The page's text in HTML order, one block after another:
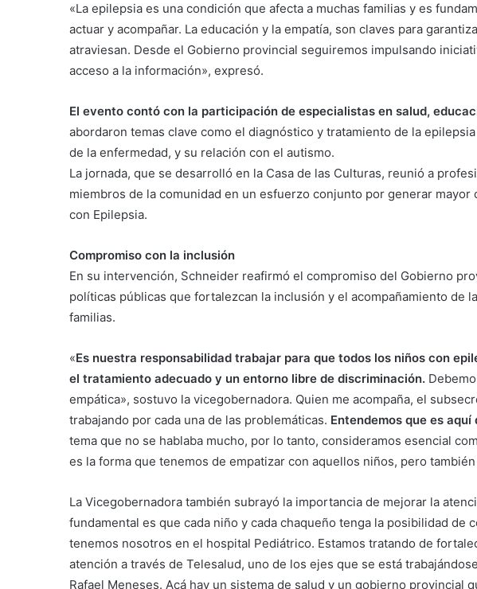
«La epilepsia es una condición que afecta a muchas familias y es
actuar y acompañar. La educación y la empatía, son claves para
atraviesan. Desde el Gobierno provincial seguiremos impulsando
acceso a la información», expresó.
El evento contó con la participación de especialistas en salud,
abordaron temas clave como el diagnóstico y tratamiento de la
de la enfermedad, y su relación con el autismo.
La jornada, que se desarrolló en la Casa de las Culturas, reunió a
miembros de la comunidad en un esfuerzo conjunto por generar mayor
con Epilepsia.
Compromiso con la inclusión
En su intervención, Schneider reafirmó el compromiso del Gobierno
políticas públicas que fortalezcan la inclusión y el acompañamiento de
familias.
«Es nuestra responsabilidad trabajar para que todos los niños con
el tratamiento adecuado y un entorno libre de discriminación.
empática», sostuvo la vicegobernadora. Quien me acompaña, el
trabajando por cada una de las problemáticas. Entendemos que es
tema que no se hablaba mucho, por lo tanto, consideramos esencial
es la forma que tenemos de empatizar con aquellos niños, pero
La Vicegobernadora también subrayó la importancia de mejorar la
fundamental es que cada niño y cada chaqueño tenga la posibilidad de
tenemos nosotros en el hospital Pediátrico. Estamos tratando de
atención a través de Telesalud, uno de los ejes que se está
Rafael Meneses. Acá hay un sistema de salud y un gobierno provincial